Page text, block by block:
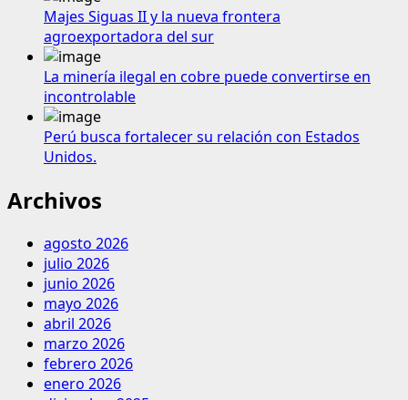
Majes Siguas II y la nueva frontera
agroexportadora del sur
La minería ilegal en cobre puede convertirse en
incontrolable
Perú busca fortalecer su relación con Estados
Unidos.
Archivos
agosto 2026
julio 2026
junio 2026
mayo 2026
abril 2026
marzo 2026
febrero 2026
enero 2026